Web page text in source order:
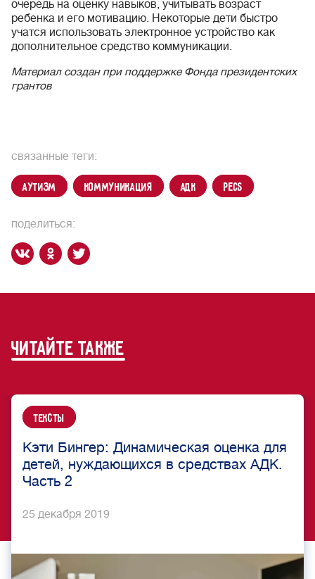
очередь на оценку навыков, учитывать возраст
ребенка и его мотивацию. Некоторые дети быстро
учатся использовать электронное устройство как
дополнительное средство коммуникации.
Материал создан при поддержке Фонда президентских
грантов
поделиться:
связанные теги:
аутизм коммуникация АДК PECS
читайте также
Тексты
Кэти Бингер: Динамическая оценка для
детей, нуждающихся в средствах АДК.
Часть 2
25 декабря 2019